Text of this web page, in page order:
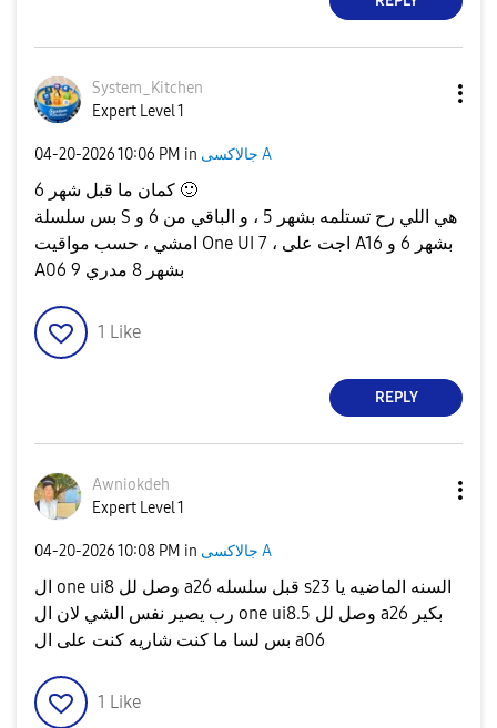
System_Kitchen
Expert Level 1
‎04-20-202610:06 PM in جالاكسى A
🙂
بس سلسلة S هي اللي رح تستلمه بشهر 5 ، و الباقي من 6 و
امشي ، حسب مواقيت One UI 7 ، اجت على A16 بشهر 6 و
A06 بشهر 8 مدري 9
1 Like
REPLY
Awniokdeh
Expert Level 1
‎04-20-202610:08 PM in جالاكسى A
ال one ui8 وصل لل a26 قبل سلسله s23 السنه الماضيه يا
رب يصير نفس الشي لان ال one ui8.5 وصل لل a26 بكير
بس لسا ما كنت شاريه كنت على ال a06
1 Like